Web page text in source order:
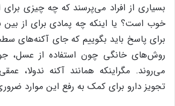
بسیاری از افراد می‌پرسند که چه چیزی
خوب است؟ یا اینکه چه پمادی برای از
برای پاسخ باید بگوییم که جای آکنه‌های
روش‌های خانگی چون استفاده از عسل،
می‌روند. مگراینکه همانند آکنه ندولا،
تجویز دارو برای کمک به رفع این موارد